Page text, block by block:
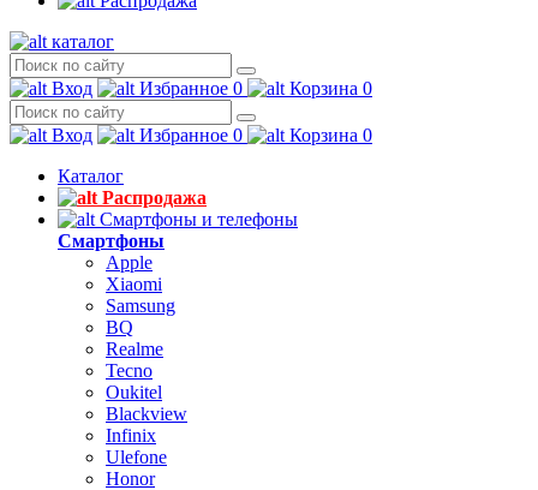
каталог
Вход Избранное 0 Корзина 0
Вход Избранное 0 Корзина 0
Каталог
Распродажа
Смартфоны и телефоны
Смартфоны
Apple
Xiaomi
Samsung
BQ
Realme
Tecno
Oukitel
Blackview
Infinix
Ulefone
Honor